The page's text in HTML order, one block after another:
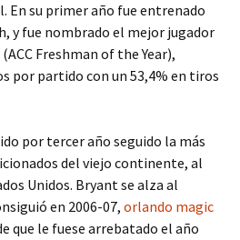
En su primer año fue entrenado
y fue nombrado el mejor jugador
Freshman of the Year),
por partido con un 53,4% en tiros
por tercer año seguido la más
del viejo continente, al
Unidos. Bryant se alza al
en 2006-07, orlando magic
que le fuese arrebatado el año